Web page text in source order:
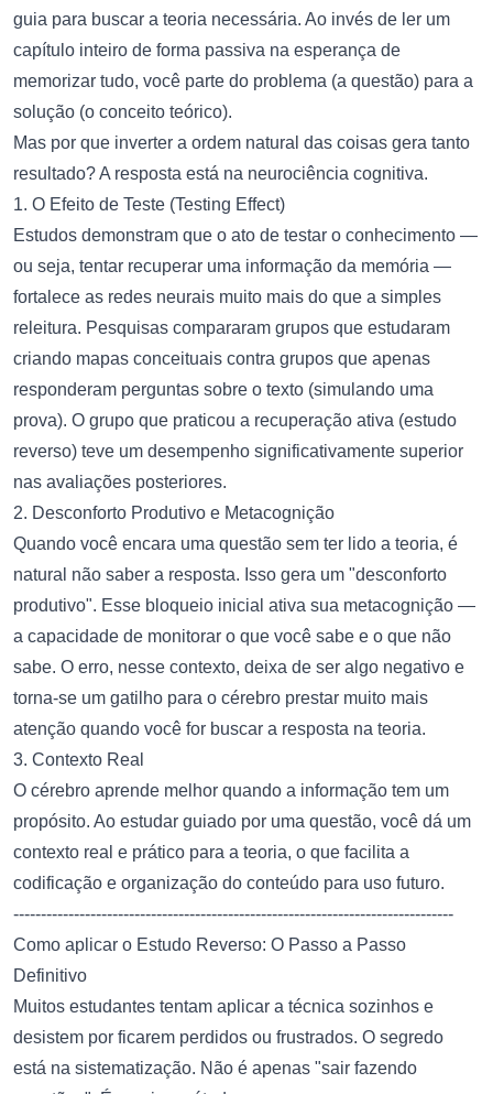
guia para buscar a teoria necessária. Ao invés de ler um
capítulo inteiro de forma passiva na esperança de
memorizar tudo, você parte do problema (a questão) para a
solução (o conceito teórico).
Mas por que inverter a ordem natural das coisas gera tanto
resultado? A resposta está na neurociência cognitiva.
1. O Efeito de Teste (Testing Effect)
Estudos demonstram que o ato de testar o conhecimento —
ou seja, tentar recuperar uma informação da memória —
fortalece as redes neurais muito mais do que a simples
releitura. Pesquisas compararam grupos que estudaram
criando mapas conceituais contra grupos que apenas
responderam perguntas sobre o texto (simulando uma
prova). O grupo que praticou a recuperação ativa (estudo
reverso) teve um desempenho significativamente superior
nas avaliações posteriores.
2. Desconforto Produtivo e Metacognição
Quando você encara uma questão sem ter lido a teoria, é
natural não saber a resposta. Isso gera um "desconforto
produtivo". Esse bloqueio inicial ativa sua metacognição —
a capacidade de monitorar o que você sabe e o que não
sabe. O erro, nesse contexto, deixa de ser algo negativo e
torna-se um gatilho para o cérebro prestar muito mais
atenção quando você for buscar a resposta na teoria.
3. Contexto Real
O cérebro aprende melhor quando a informação tem um
propósito. Ao estudar guiado por uma questão, você dá um
contexto real e prático para a teoria, o que facilita a
codificação e organização do conteúdo para uso futuro.
--------------------------------------------------------------------------------
Como aplicar o Estudo Reverso: O Passo a Passo
Definitivo
Muitos estudantes tentam aplicar a técnica sozinhos e
desistem por ficarem perdidos ou frustrados. O segredo
está na sistematização. Não é apenas "sair fazendo